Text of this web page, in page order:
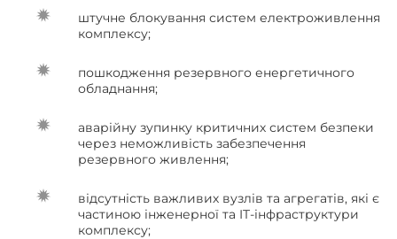
штучне блокування систем електроживлення
комплексу;
пошкодження резервного енергетичного
обладнання;
аварійну зупинку критичних систем безпеки
через неможливість забезпечення
резервного живлення;
відсутність важливих вузлів та агрегатів, які є
частиною інженерної та IT-інфраструктури
комплексу;